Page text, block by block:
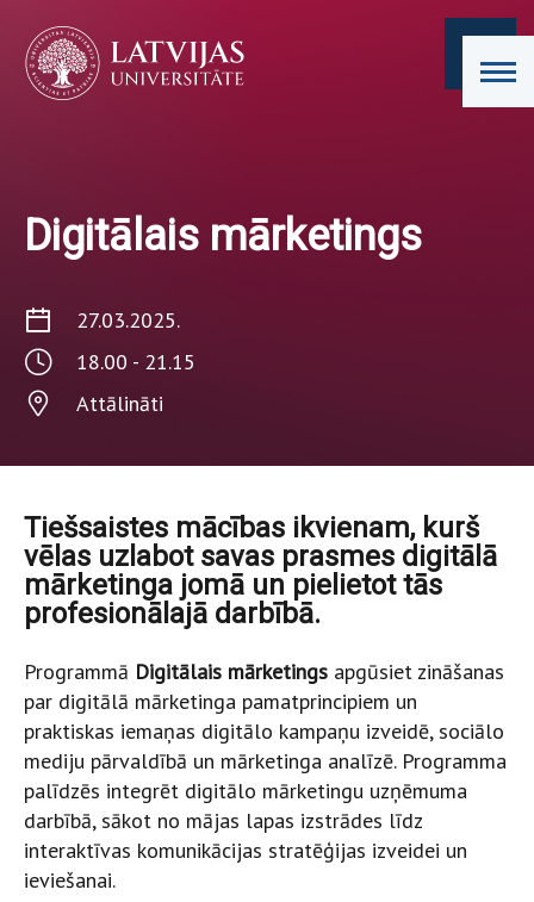
Digitālais mārketings
27.03.2025.
18.00 - 21.15
Attālināti
Tiešsaistes mācības ikvienam, kurš
vēlas uzlabot savas prasmes digitālā
mārketinga jomā un pielietot tās
profesionālajā darbībā.
Programmā Digitālais mārketings apgūsiet zināšanas
par digitālā mārketinga pamatprincipiem un
praktiskas iemaņas digitālo kampaņu izveidē, sociālo
mediju pārvaldībā un mārketinga analīzē. Programma
palīdzēs integrēt digitālo mārketingu uzņēmuma
darbībā, sākot no mājas lapas izstrādes līdz
interaktīvas komunikācijas stratēģijas izveidei un
ieviešanai.